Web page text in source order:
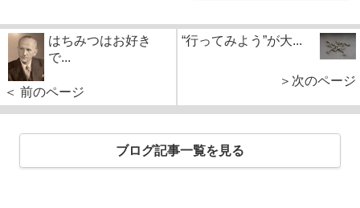
はちみつはお好き
で...
＜ 前のページ
“行ってみよう”が大...
＞次のページ
ブログ記事一覧を見る